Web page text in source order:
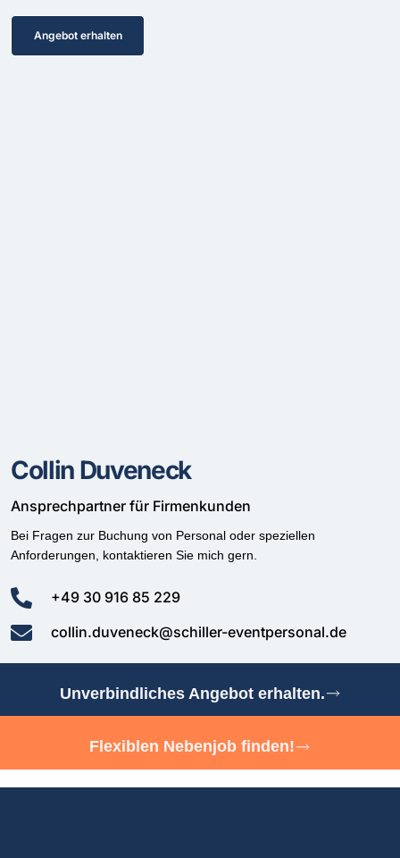
Angebot erhalten
Collin Duveneck
Ansprechpartner für Firmenkunden
Bei Fragen zur Buchung von Personal oder speziellen
Anforderungen, kontaktieren Sie mich gern.
+49 30 916 85 229
collin.duveneck@schiller-eventpersonal.de
Unverbindliches Angebot erhalten.
Flexiblen Nebenjob finden!